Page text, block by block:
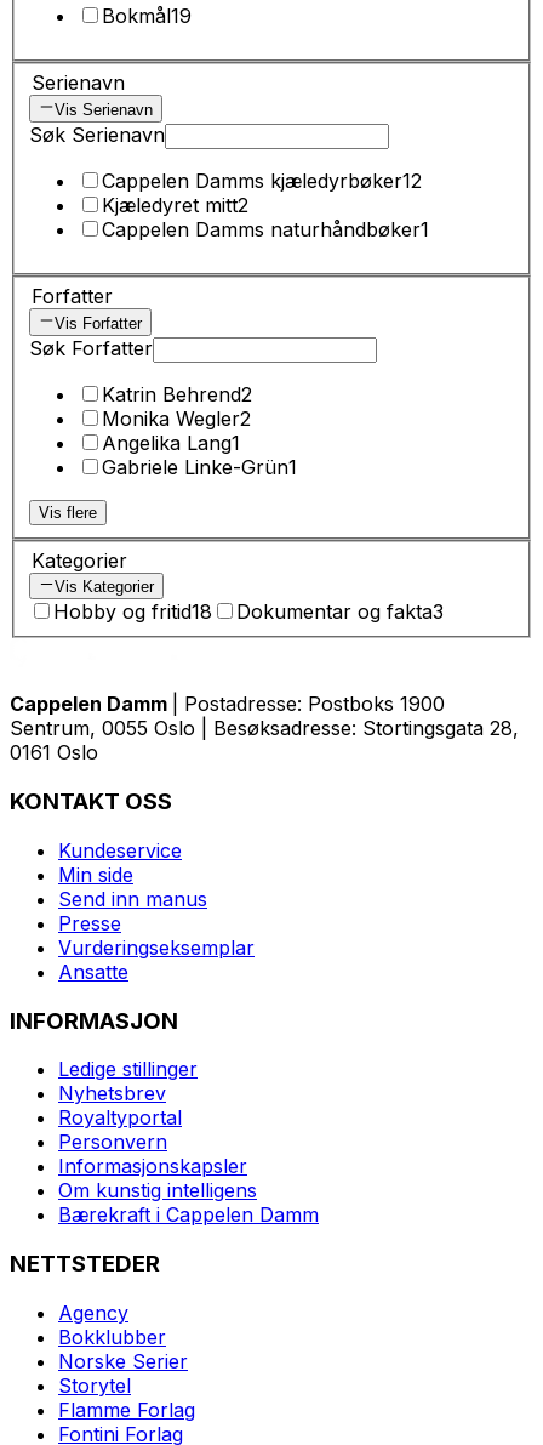
Bokmål19
Serienavn
Vis Serienavn
Søk Serienavn
Cappelen Damms kjæledyrbøker12
Kjæledyret mitt2
Cappelen Damms naturhåndbøker1
Forfatter
Vis Forfatter
Søk Forfatter
Katrin Behrend2
Monika Wegler2
Angelika Lang1
Gabriele Linke-Grün1
Vis flere
Kategorier
Vis Kategorier
Hobby og fritid18 Dokumentar og fakta3
Cappelen Damm
| Postadresse: Postboks 1900
Sentrum, 0055 Oslo | Besøksadresse: Stortingsgata 28,
0161 Oslo
KONTAKT OSS
Kundeservice
Min side
Send inn manus
Presse
Vurderingseksemplar
Ansatte
INFORMASJON
Ledige stillinger
Nyhetsbrev
Royaltyportal
Personvern
Informasjonskapsler
Om kunstig intelligens
Bærekraft i Cappelen Damm
NETTSTEDER
Agency
Bokklubber
Norske Serier
Storytel
Flamme Forlag
Fontini Forlag